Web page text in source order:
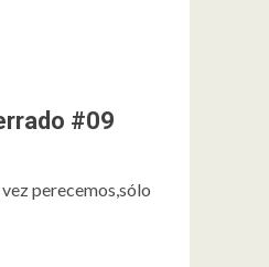
#09
perecemos,sólo